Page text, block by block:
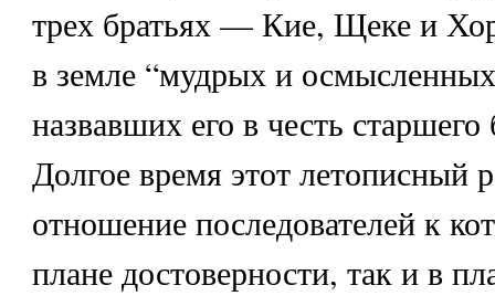
трех братьях — Кие, Щеке и
в земле “мудрых и
назвавших его в честь
Долгое время этот летописный
отношение последователей к
плане достоверности, так и в